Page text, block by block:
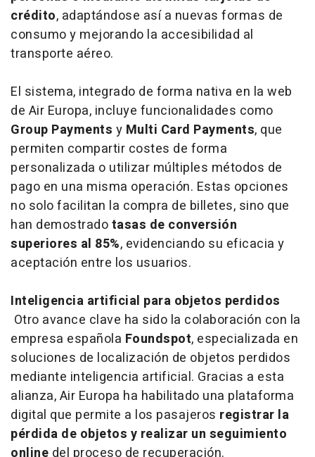
crédito, adaptándose así a nuevas formas de
consumo y mejorando la accesibilidad al
transporte aéreo.
El sistema, integrado de forma nativa en la web
de Air Europa, incluye funcionalidades como
Group Payments y Multi Card Payments, que
permiten compartir costes de forma
personalizada o utilizar múltiples métodos de
pago en una misma operación. Estas opciones
no solo facilitan la compra de billetes, sino que
han demostradotasas de conversión
superiores al 85%, evidenciando su eficacia y
aceptación entre los usuarios.
Inteligencia artificial para objetos perdidos
Otro avance clave ha sido la colaboración con la
empresa española Foundspot, especializada en
soluciones de localización de objetos perdidos
mediante inteligencia artificial. Gracias a esta
alianza, Air Europa ha habilitado una plataforma
digital que permite a los pasajeros registrar la
pérdida de objetos y realizar un seguimiento
online del proceso de recuperación.